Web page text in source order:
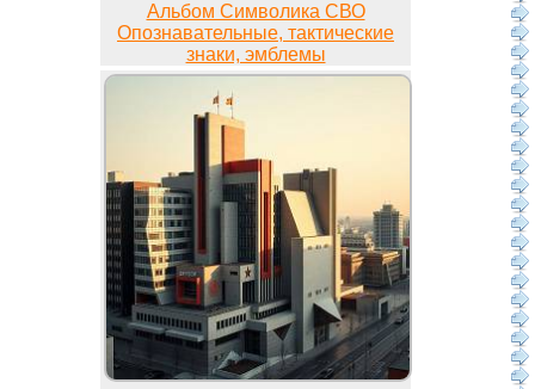
Альбом Символика СВО
Опознавательные, тактические
знаки, эмблемы